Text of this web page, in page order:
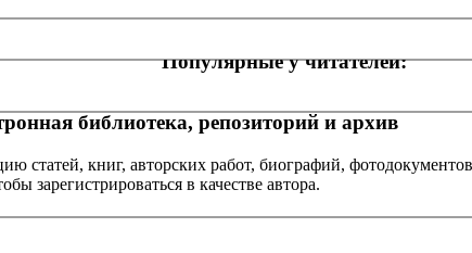
Популярные у читателей:
библиотека, репозиторий и архив
статей, книг, авторских работ, биографий,
зарегистрироваться в качестве автора.